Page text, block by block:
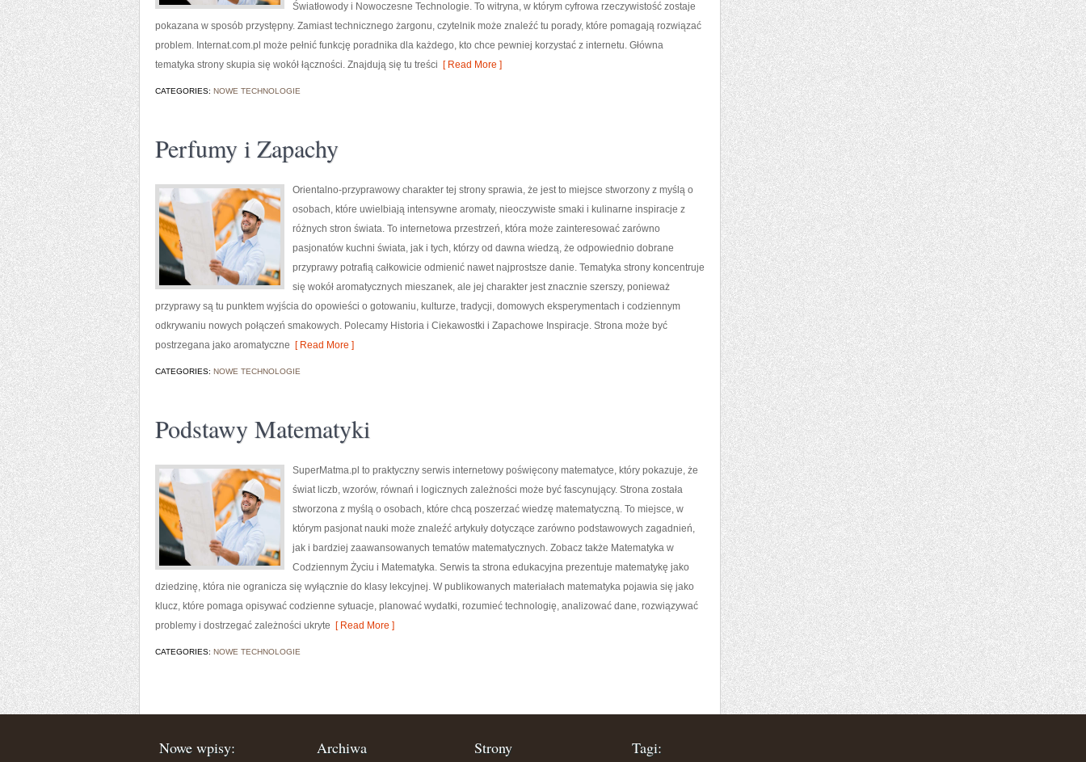
Światłowody i Nowoczesne Technologie. To witryna, w którym cyfrowa rzeczywistość zostaje
pokazana w sposób przystępny. Zamiast technicznego żargonu, czytelnik może znaleźć tu porady, które pomagają rozwiązać
problem. Internat.com.pl może pełnić funkcję poradnika dla każdego, kto chce pewniej korzystać z internetu. Główna
tematyka strony skupia się wokół łączności. Znajdują się tu treści [ Read More ]
CATEGORIES: NOWE TECHNOLOGIE
Perfumy i Zapachy
Orientalno-przyprawowy charakter tej strony sprawia, że jest to miejsce stworzony z myślą o
osobach, które uwielbiają intensywne aromaty, nieoczywiste smaki i kulinarne inspiracje z
różnych stron świata. To internetowa przestrzeń, która może zainteresować zarówno
pasjonatów kuchni świata, jak i tych, którzy od dawna wiedzą, że odpowiednio dobrane
przyprawy potrafią całkowicie odmienić nawet najprostsze danie. Tematyka strony koncentruje
się wokół aromatycznych mieszanek, ale jej charakter jest znacznie szerszy, ponieważ
przyprawy są tu punktem wyjścia do opowieści o gotowaniu, kulturze, tradycji, domowych eksperymentach i codziennym
odkrywaniu nowych połączeń smakowych. Polecamy Historia i Ciekawostki i Zapachowe Inspiracje. Strona może być
postrzegana jako aromatyczne [ Read More ]
CATEGORIES: NOWE TECHNOLOGIE
Podstawy Matematyki
SuperMatma.pl to praktyczny serwis internetowy poświęcony matematyce, który pokazuje, że
świat liczb, wzorów, równań i logicznych zależności może być fascynujący. Strona została
stworzona z myślą o osobach, które chcą poszerzać wiedzę matematyczną. To miejsce, w
którym pasjonat nauki może znaleźć artykuły dotyczące zarówno podstawowych zagadnień,
jak i bardziej zaawansowanych tematów matematycznych. Zobacz także Matematyka w
Codziennym Życiu i Matematyka. Serwis ta strona edukacyjna prezentuje matematykę jako
dziedzinę, która nie ogranicza się wyłącznie do klasy lekcyjnej. W publikowanych materiałach matematyka pojawia się jako
klucz, które pomaga opisywać codzienne sytuacje, planować wydatki, rozumieć technologię, analizować dane, rozwiązywać
problemy i dostrzegać zależności ukryte [ Read More ]
CATEGORIES: NOWE TECHNOLOGIE
Nowe wpisy: Archiwa Strony Tagi: